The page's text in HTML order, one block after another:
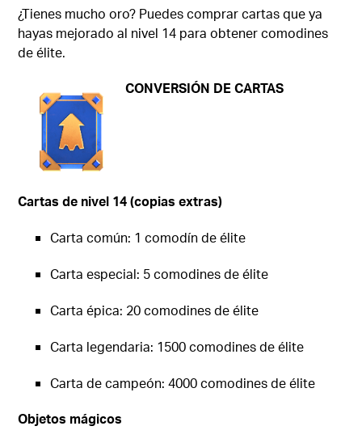
¿Tienes mucho oro? Puedes comprar cartas que ya
hayas mejorado al nivel 14 para obtener comodines
de élite.
CONVERSIÓN DE CARTAS
Cartas de nivel 14 (copias extras)
Carta común: 1 comodín de élite
Carta especial: 5 comodines de élite
Carta épica: 20 comodines de élite
Carta legendaria: 1500 comodines de élite
Carta de campeón: 4000 comodines de élite
Objetos mágicos